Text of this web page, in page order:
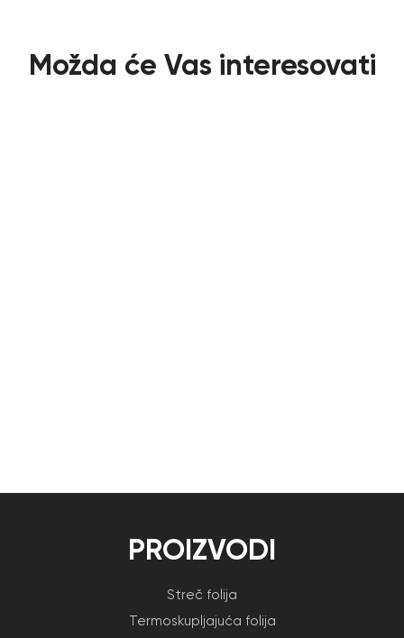
Možda će Vas interesovati
PROIZVODI
Streč folija
Termoskupljajuća folija